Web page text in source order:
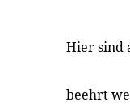
Hier sind
beehrt